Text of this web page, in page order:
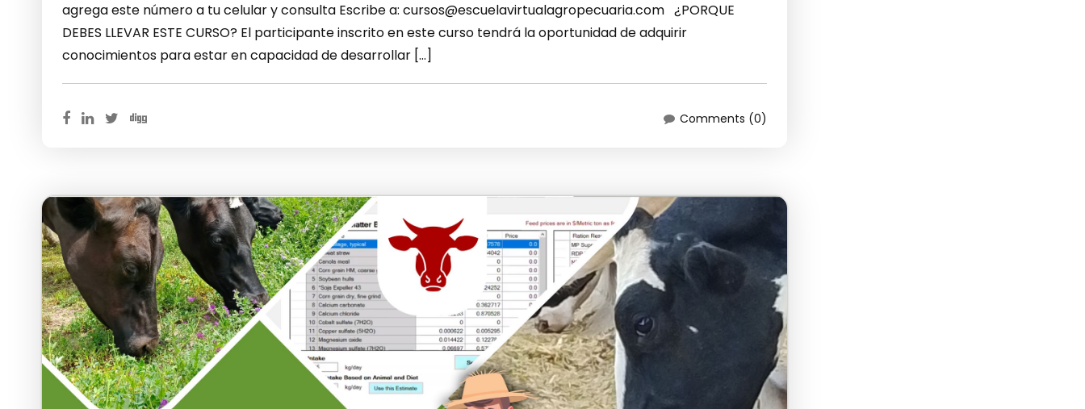
agrega este número a tu celular y consulta Escribe a: cursos@escuelavirtualagropecuaria.com ¿PORQUE
DEBES LLEVAR ESTE CURSO? El participante inscrito en este curso tendrá la oportunidad de adquirir
conocimientos para estar en capacidad de desarrollar […]
Comments (0)